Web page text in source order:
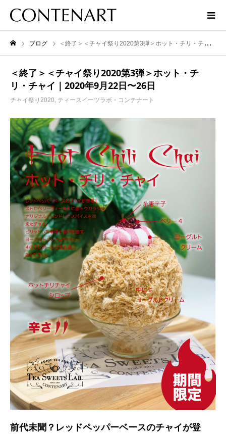
ブログ ＜終了＞＜チャイ祭り2020第3弾＞ホット・チリ・チャイ｜2020年9月22日〜26日
＜終了＞＜チャイ祭り2020第3弾＞ホット・チ
リ・チャイ｜2020年9月22日〜26日
チャイ祭り2020 ティースイーツラボ・コンテナート
前代未聞？レッドペッパーベースのチャイが登